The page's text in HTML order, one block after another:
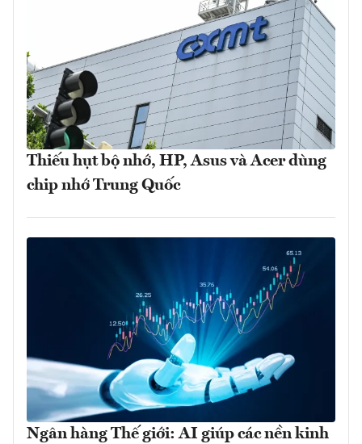
Thiếu hụt bộ nhớ, HP, Asus và Acer dùng
chip nhớ Trung Quốc
Ngân hàng Thế giới: AI giúp các nền kinh